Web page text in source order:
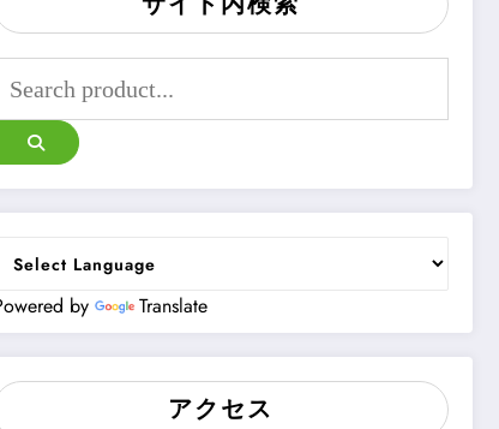
by Translate
アクセス